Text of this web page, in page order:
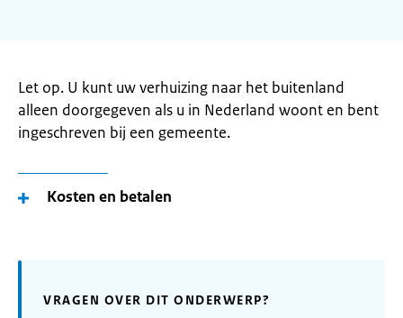
Let op. U kunt uw verhuizing naar het buitenland
alleen doorgegeven als u in Nederland woont en bent
ingeschreven bij een gemeente.
Kosten en betalen
VRAGEN OVER DIT ONDERWERP?